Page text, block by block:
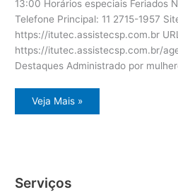
13:00 Horários especiais Feriados
Telefone Principal: 11 2715-1957
https://itutec.assistecsp.com.br
https://itutec.assistecsp.com.br/
Destaques Administrado por
Assistência
eletrodoméstico
Veja Mais »
Serviços